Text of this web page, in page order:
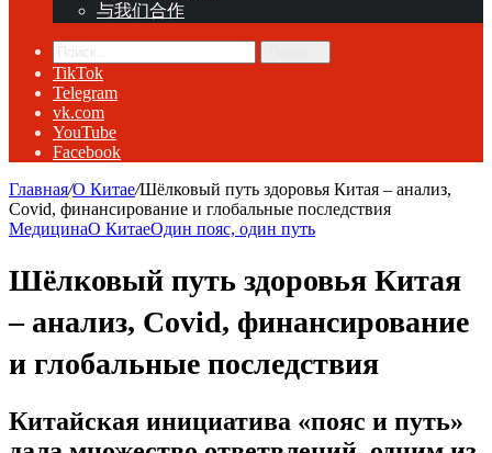
与我们合作
TikTok
Telegram
vk.com
YouTube
Facebook
Главная/О Китае/Шёлковый путь здоровья Китая – анализ,
Covid, финансирование и глобальные последствия
МедицинаО КитаеОдин пояс, один путь
Шёлковый путь здоровья Китая
– анализ, Covid, финансирование
и глобальные последствия
Китайская инициатива «пояс и путь»